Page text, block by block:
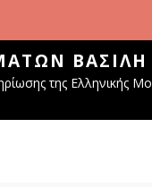
ΒΑΣΊΛΗ
της Ελληνικής